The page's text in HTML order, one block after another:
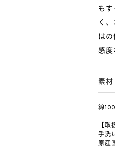
もす
く
はの
感度
素材
綿
【取
手洗
原産